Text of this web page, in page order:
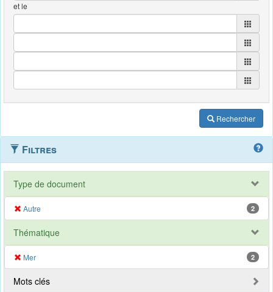
et le
Rechercher
Filtres
Type de document
Autre 2
Thématique
Mer 2
Mots clés